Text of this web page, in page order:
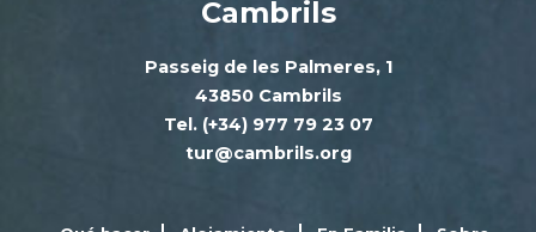
Cambrils
Passeig de les Palmeres, 1
43850 Cambrils
Tel. (+34) 977 79 23 07
tur@cambrils.org